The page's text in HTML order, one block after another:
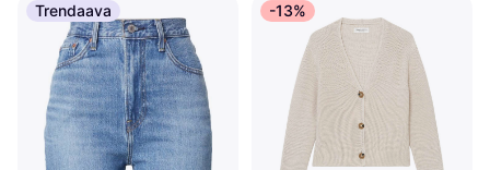
Trendaava -13%